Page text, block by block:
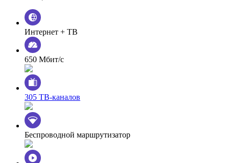
Интернет + ТВ
650 Мбит/с
305 ТВ-каналов
Беспроводной маршрутизатор